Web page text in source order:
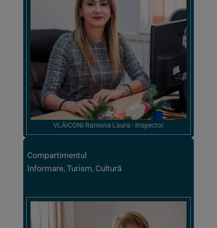
VLĂICONI Ramona Laura - Inspector
Compartimentul
Informare, Turism, Cultură